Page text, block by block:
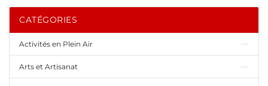
CATÉGORIES
Activités en Plein Air
Arts et Artisanat